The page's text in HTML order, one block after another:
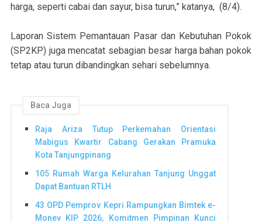
harga, seperti cabai dan sayur, bisa turun,” katanya, (8/4).
Laporan Sistem Pemantauan Pasar dan Kebutuhan Pokok
(SP2KP) juga mencatat sebagian besar harga bahan pokok
tetap atau turun dibandingkan sehari sebelumnya.
Baca Juga
Raja Ariza Tutup Perkemahan Orientasi
Mabigus Kwartir Cabang Gerakan Pramuka
Kota Tanjungpinang
105 Rumah Warga Kelurahan Tanjung Unggat
Dapat Bantuan RTLH
43 OPD Pemprov Kepri Rampungkan Bimtek e-
Monev KIP 2026, Komitmen Pimpinan Kunci